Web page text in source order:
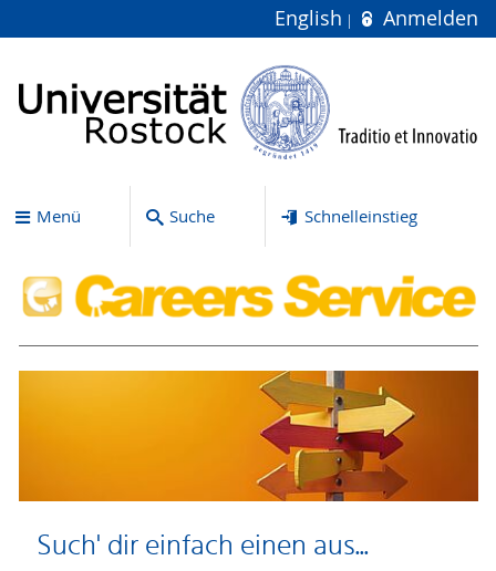
English Anmelden
Menü Suche Schnelleinstieg
Such' dir einfach einen aus...